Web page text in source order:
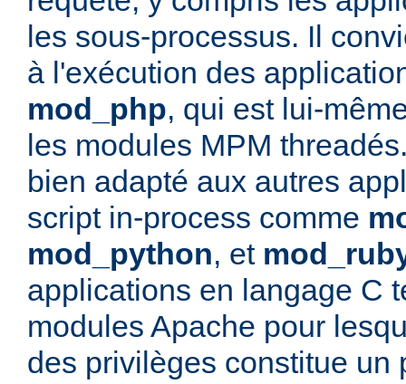
les sous-processus. Il
à l'exécution des
mod_php, qui est lui-
les modules MPM
bien adapté aux autres
script in-process comme
mod_python, et
applications en langage C
modules Apache pour
des privilèges constitue un